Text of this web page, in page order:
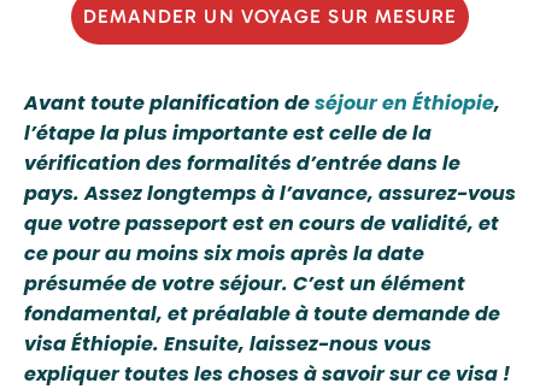
Avant toute planification deséjour en Éthiopie,
l’étape la plus importante est celle de la
vérification des formalités d’entrée dans le
pays. Assez longtemps à l’avance, assurez-vous
que votre passeport est en cours de validité, et
ce pour au moins six mois après la date
présumée de votre séjour. C’est un élément
fondamental, et préalable à toute demande de
visa Éthiopie. Ensuite, laissez-nous vous
expliquer toutes les choses à savoir sur ce visa !
DEMANDER UN VOYAGE SUR MESURE